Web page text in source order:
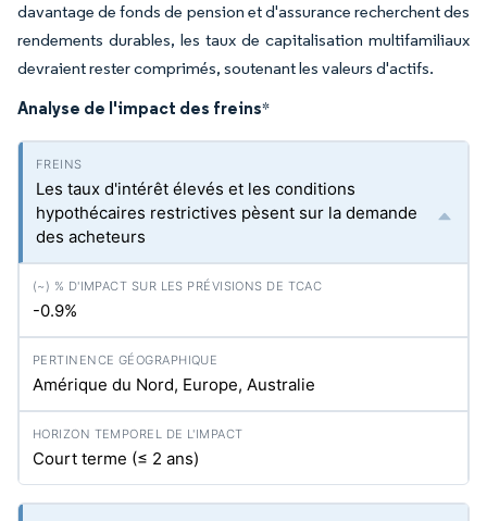
davantage de fonds de pension et d'assurance recherchent des
rendements durables, les taux de capitalisation multifamiliaux
devraient rester comprimés, soutenant les valeurs d'actifs.
Analyse de l'impact des freins*
Les taux d'intérêt élevés et les conditions
hypothécaires restrictives pèsent sur la demande
des acheteurs
-0.9%
Amérique du Nord, Europe, Australie
Court terme (≤ 2 ans)